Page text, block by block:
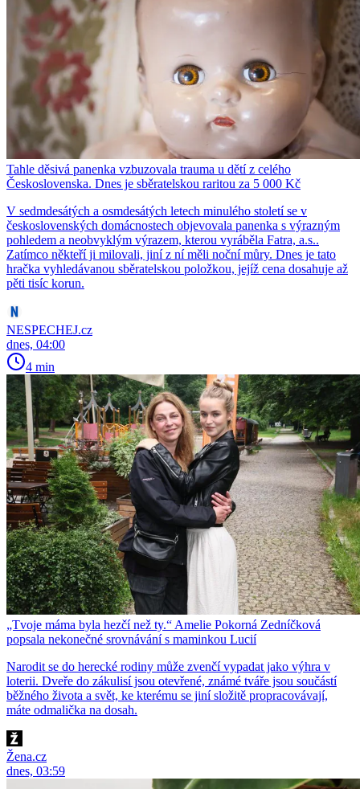
Tahle děsivá panenka vzbuzovala trauma u dětí z celého
Československa. Dnes je sběratelskou raritou za 5 000 Kč
V sedmdesátých a osmdesátých letech minulého století se v
československých domácnostech objevovala panenka s výrazným
pohledem a neobvyklým výrazem, kterou vyráběla Fatra, a.s..
Zatímco někteří ji milovali, jiní z ní měli noční můry. Dnes je tato
hračka vyhledávanou sběratelskou položkou, jejíž cena dosahuje až
pěti tisíc korun.
NESPECHEJ.cz
dnes, 04:00
4 min
„Tvoje máma byla hezčí než ty.“ Amelie Pokorná Zedníčková
popsala nekonečné srovnávání s maminkou Lucií
Narodit se do herecké rodiny může zvenčí vypadat jako výhra v
loterii. Dveře do zákulisí jsou otevřené, známé tváře jsou součástí
běžného života a svět, ke kterému se jiní složitě propracovávají,
máte odmalička na dosah.
Žena.cz
dnes, 03:59